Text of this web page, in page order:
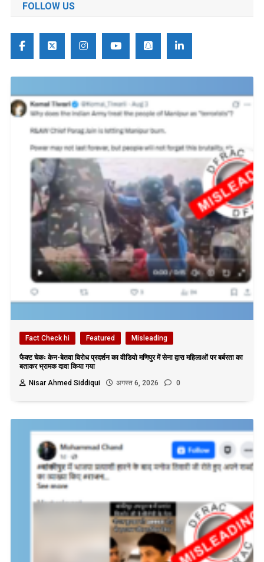
FOLLOW US
Fact Check hi Featured Misleading
फैक्ट चेकः केन-बेतवा विरोध प्रदर्शन का वीडियो मणिपुर में सेना द्वारा महिलाओं पर बर्बरता का
बताकर भ्रामक दावा किया गया
Nisar Ahmed Siddiqui
अगस्त 6, 2026 0